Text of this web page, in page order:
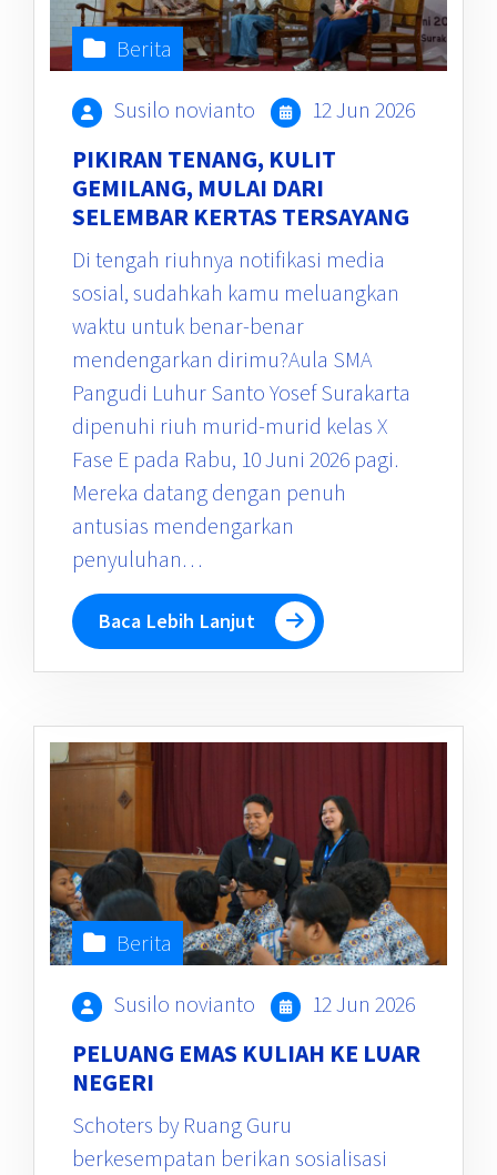
Berita
Susilo novianto 12 Jun 2026
PIKIRAN TENANG, KULIT
GEMILANG, MULAI DARI
SELEMBAR KERTAS TERSAYANG
Di tengah riuhnya notifikasi media
sosial, sudahkah kamu meluangkan
waktu untuk benar-benar
mendengarkan dirimu?Aula SMA
Pangudi Luhur Santo Yosef Surakarta
dipenuhi riuh murid-murid kelas X
Fase E pada Rabu, 10 Juni 2026 pagi.
Mereka datang dengan penuh
antusias mendengarkan
penyuluhan…
Baca Lebih Lanjut
Berita
Susilo novianto 12 Jun 2026
PELUANG EMAS KULIAH KE LUAR
NEGERI
Schoters by Ruang Guru
berkesempatan berikan sosialisasi